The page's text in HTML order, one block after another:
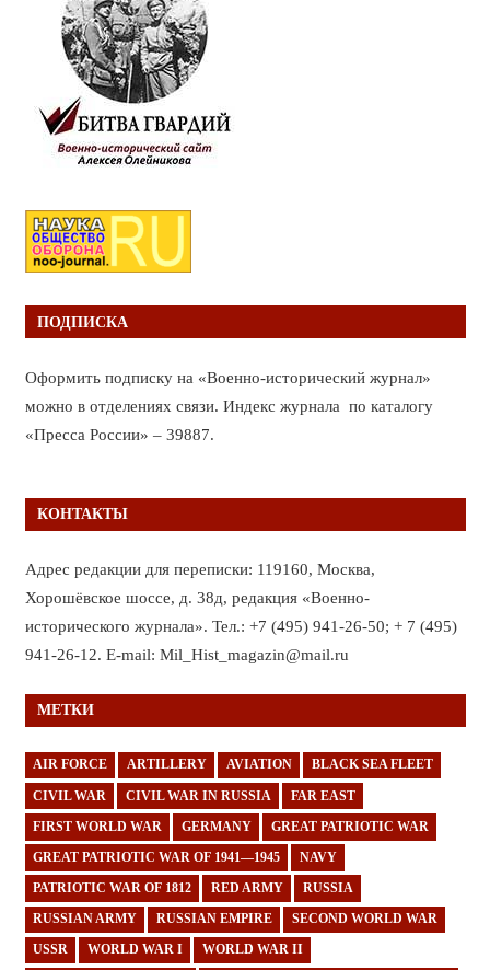
ПОДПИСКА
Оформить подписку на «Военно-исторический журнал»
можно в отделениях связи. Индекс журнала по каталогу
«Пресса России» – 39887.
КОНТАКТЫ
Адрес редакции для переписки: 119160, Москва,
Хорошёвское шоссе, д. 38д, редакция «Военно-
исторического журнала». Тел.: +7 (495) 941-26-50; + 7 (495)
941-26-12. E-mail: Mil_Hist_magazin@mail.ru
МЕТКИ
AIR FORCE ARTILLERY AVIATION BLACK SEA FLEET
CIVIL WAR CIVIL WAR IN RUSSIA FAR EAST
FIRST WORLD WAR GERMANY GREAT PATRIOTIC WAR
GREAT PATRIOTIC WAR OF 1941—1945 NAVY
PATRIOTIC WAR OF 1812 RED ARMY RUSSIA
RUSSIAN ARMY RUSSIAN EMPIRE SECOND WORLD WAR
USSR WORLD WAR I WORLD WAR II